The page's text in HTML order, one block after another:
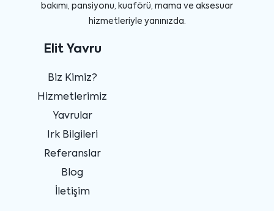
bakımı, pansiyonu, kuaförü, mama ve aksesuar
hizmetleriyle yanınızda.
Elit Yavru
Biz Kimiz?
Hizmetlerimiz
Yavrular
Irk Bilgileri
Referanslar
Blog
İletişim